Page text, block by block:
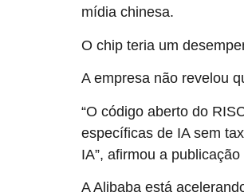
mídia chinesa.
O chip teria um
A empresa não revelou
“O código aberto do
específicas de IA sem
IA”, afirmou a
A Alibaba está